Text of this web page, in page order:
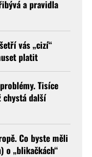
a pravidla
vás „cizí“
platit
Tisíce
další
Co byste měli
o „blikačkách“